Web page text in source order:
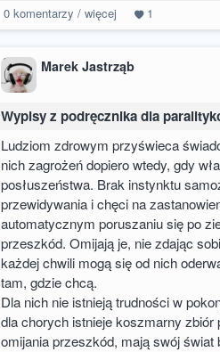
0komentarzy / więcej 1
Marek Jastrząb
Wypisy z podręcznika dla
Ludziom zdrowym przyświeca
nich zagrożeń dopiero wtedy, gdy
posłuszeństwa. Brak instynktu
przewidywania i chęci na
automatycznym poruszaniu się po
przeszkód. Omijają je, nie zdając
każdej chwili mogą się od nich
tam, gdzie chcą.
Dla nich nie istnieją trudności w
dla chorych istnieje koszmarny zbiór
omijania przeszkód, mają swój świat